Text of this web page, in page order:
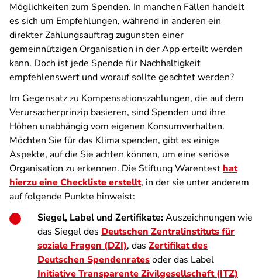
Möglichkeiten zum Spenden. In manchen Fällen handelt
es sich um Empfehlungen, während in anderen ein
direkter Zahlungsauftrag zugunsten einer
gemeinnützigen Organisation in der App erteilt werden
kann. Doch ist jede Spende für Nachhaltigkeit
empfehlenswert und worauf sollte geachtet werden?
Im Gegensatz zu Kompensationszahlungen, die auf dem
Verursacherprinzip basieren, sind Spenden und ihre
Höhen unabhängig vom eigenen Konsumverhalten.
Möchten Sie für das Klima spenden, gibt es einige
Aspekte, auf die Sie achten können, um eine seriöse
Organisation zu erkennen. Die Stiftung Warentest hat
hierzu eine Checkliste erstellt, in der sie unter anderem
auf folgende Punkte hinweist:
Siegel, Label und Zertifikate:Auszeichnungen wie
das Siegel des Deutschen Zentralinstituts für
soziale Fragen (DZI), das Zertifikat des
Deutschen Spendenratesoder das Label
Initiative Transparente Zivilgesellschaft (ITZ)